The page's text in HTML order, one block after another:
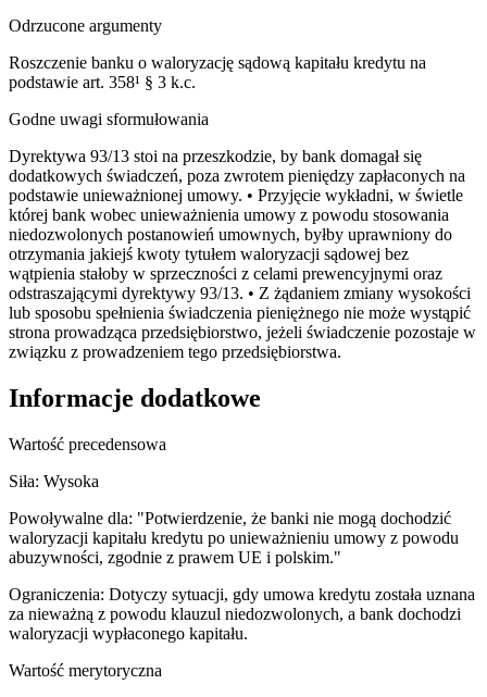
Odrzucone argumenty
Roszczenie banku o waloryzację sądową kapitału kredytu na
podstawie art. 358¹ § 3 k.c.
Godne uwagi sformułowania
Dyrektywa 93/13 stoi na przeszkodzie, by bank domagał się
dodatkowych świadczeń, poza zwrotem pieniędzy zapłaconych na
podstawie unieważnionej umowy. • Przyjęcie wykładni, w świetle
której bank wobec unieważnienia umowy z powodu stosowania
niedozwolonych postanowień umownych, byłby uprawniony do
otrzymania jakiejś kwoty tytułem waloryzacji sądowej bez
wątpienia stałoby w sprzeczności z celami prewencyjnymi oraz
odstraszającymi dyrektywy 93/13. • Z żądaniem zmiany wysokości
lub sposobu spełnienia świadczenia pieniężnego nie może wystąpić
strona prowadząca przedsiębiorstwo, jeżeli świadczenie pozostaje w
związku z prowadzeniem tego przedsiębiorstwa.
Informacje dodatkowe
Wartość precedensowa
Siła: Wysoka
Powoływalne dla: "Potwierdzenie, że banki nie mogą dochodzić
waloryzacji kapitału kredytu po unieważnieniu umowy z powodu
abuzywności, zgodnie z prawem UE i polskim."
Ograniczenia: Dotyczy sytuacji, gdy umowa kredytu została uznana
za nieważną z powodu klauzul niedozwolonych, a bank dochodzi
waloryzacji wypłaconego kapitału.
Wartość merytoryczna